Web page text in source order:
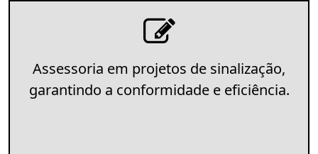
Assessoria em projetos de sinalização,
garantindo a conformidade e eficiência.